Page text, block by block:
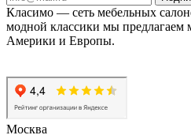
Класимо — cеть мебельных
модной классики мы предлагаем
Америки и Европы.
Москва